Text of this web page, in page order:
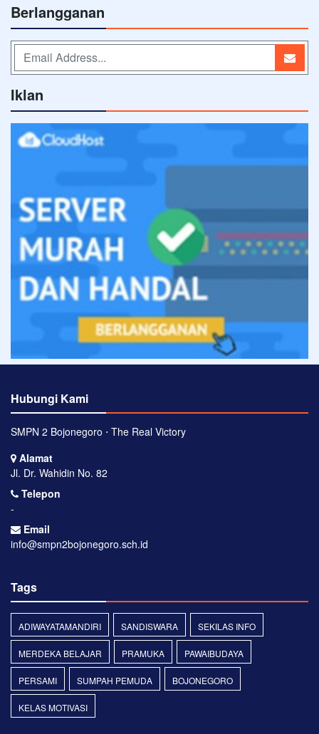
Berlangganan
Iklan
Hubungi Kami
SMPN 2 Bojonegoro ⋅ The Real Victory
Alamat
Jl. Dr. Wahidin No. 82
Telepon
-
Email
info@smpn2bojonegoro.sch.id
Tags
ADIWAYATAMANDIRI SANDISWARA SEKILAS INFO
MERDEKA BELAJAR PRAMUKA PAWAIBUDAYA
PERSAMI SUMPAH PEMUDA BOJONEGORO
KELAS MOTIVASI